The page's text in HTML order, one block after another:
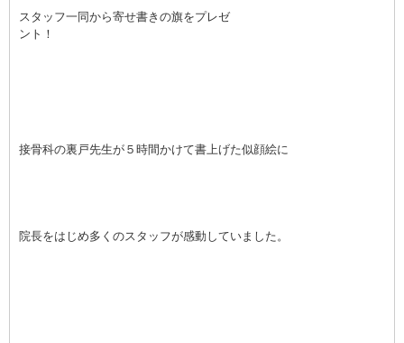
スタッフ一同から寄せ書きの旗をプレゼ
ント！
接骨科の裏戸先生が５時間かけて書上げた似顔絵に
院長をはじめ多くのスタッフが感動していました。